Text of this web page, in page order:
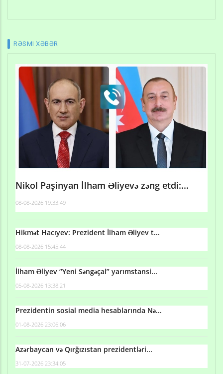
RƏSMI XƏBƏR
Nikol Paşinyan İlham Əliyevə zəng etdi:...
08-08-2026 19:33:49
Hikmət Hacıyev: Prezident İlham Əliyev t...
08-08-2026 15:45:44
İlham Əliyev “Yeni Səngəçal” yarımstansi...
05-08-2026 13:38:21
Prezidentin sosial media hesablarında Nə...
01-08-2026 23:06:06
Azərbaycan və Qırğızıstan prezidentləri...
31-07-2026 23:34:05